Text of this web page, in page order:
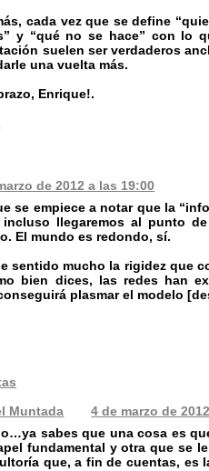
cada vez que se define
y “qué no se hace” con lo
suelen ser verdaderos
una vuelta más.
Enrique!.
de 2012 a las 19:00
se empiece a notar que la
incluso llegaremos al punto
El mundo es redondo, sí.
sentido mucho la rigidez que
bien dices, las redes han
plasmar el modelo
Muntada
4 de marzo de
sabes que una cosa es
fundamental y otra que se
que, a fin de cuentas, es